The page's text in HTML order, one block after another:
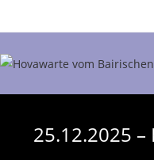
25.12.2025